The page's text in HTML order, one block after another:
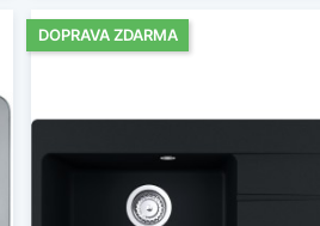
DOPRAVA ZDARMA